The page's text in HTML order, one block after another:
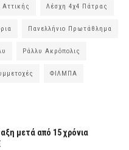
Λέσχη 4χ4 Πάτρας
Πανελλήνιο Πρωτάθλημα
Ράλλυ Ακρόπολις
ΦΙΛΜΠΑ
μετά από 15 χρόνια